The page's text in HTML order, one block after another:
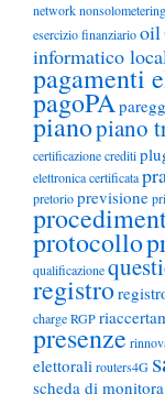
networknonsolometering
esercizio finanziariooil
informatico
pagamenti
pagoPA
pianopiano
certificazione crediti
elettronica certificata
pretorioprevisione
protocollo
qualificazione
registro
chargeRGP
presenze
elettoralirouters4G
scheda di